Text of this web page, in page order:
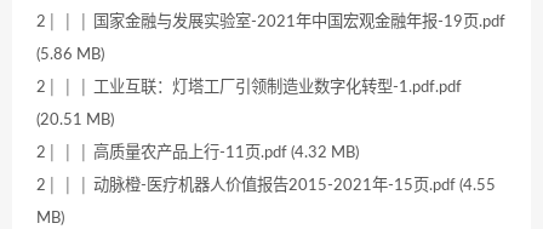
2│ │ │ 国家金融与发展实验室-2021年中国宏观金融年报-19页.pdf
(5.86 MB)
2│ │ │ 工业互联：灯塔工厂引领制造业数字化转型-1.pdf.pdf
(20.51 MB)
2│ │ │ 高质量农产品上行-11页.pdf (4.32 MB)
2│ │ │ 动脉橙-医疗机器人价值报告2015-2021年-15页.pdf (4.55
MB)